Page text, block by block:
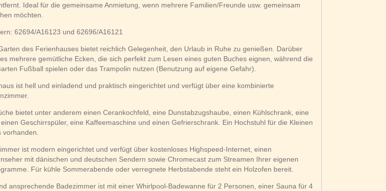
Ideal für die gemeinsame Anmietung, wenn mehrere Familien/Freunde usw. gemeinsam
möchten.
62694/A16123 und 62696/A16121
des Ferienhauses bietet reichlich Gelegenheit, den Urlaub in Ruhe zu genießen. Darüber
mehrere gemütliche Ecken, die sich perfekt zum Lesen eines guten Buches eignen, während die
Fußball spielen oder das Trampolin nutzen (Benutzung auf eigene Gefahr).
ist hell und einladend und praktisch eingerichtet und verfügt über eine kombinierte
bietet unter anderem einen Cerankochfeld, eine Dunstabzugshaube, einen Kühlschrank, eine
Geschirrspüler, eine Kaffeemaschine und einen Gefrierschrank. Ein Hochstuhl für die Kleinen
vorhanden.
ist modern eingerichtet und verfügt über kostenloses Highspeed-Internet, einen
mit dänischen und deutschen Sendern sowie Chromecast zum Streamen Ihrer eigenen
Für kühle Sommerabende oder verregnete Herbstabende steht ein Holzofen bereit.
ansprechende Badezimmer ist mit einer Whirlpool-Badewanne für 2 Personen, einer Sauna für 4